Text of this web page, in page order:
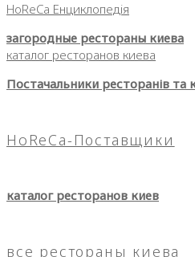
HoReCa Енциклопедія
загородные рестораны киева
каталог ресторанов киева
Постачальники ресторанів та
HoReCa-Поставщики
каталог ресторанов киев
все рестораны киева